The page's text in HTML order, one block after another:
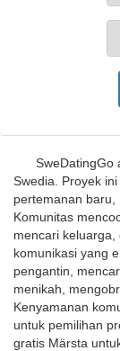
SweDatingGo
Swedia. Proyek
pertemanan baru,
Komunitas
mencari
komunikasi yang
pengantin,
menikah,
Kenyamanan
untuk pemilihan
gratis Märsta